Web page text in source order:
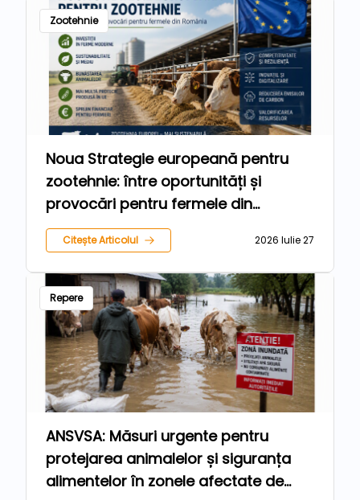
Zootehnie
Noua Strategie europeană pentru
zootehnie: între oportunități și
provocări pentru fermele din
România
Citește Articolul 2026 Iulie 27
Repere
ANSVSA: Măsuri urgente pentru
protejarea animalelor și siguranța
alimentelor în zonele afectate de